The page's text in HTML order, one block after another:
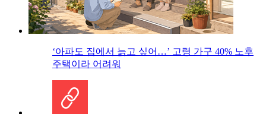
‘아파도 집에서 늙고 싶어…’ 고령 가구 40% 노후
주택이라 어려워